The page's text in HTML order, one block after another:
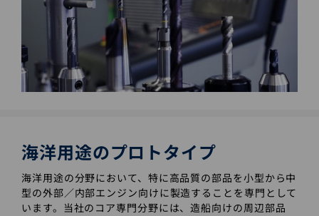
海洋用途のプロトタイプ
海洋用途の分野において、特に高品質の部品を小型から中
型の外部／内部エンジン向けに製造することを専門として
います。当社のコア専門分野には、造船向けの周辺部品